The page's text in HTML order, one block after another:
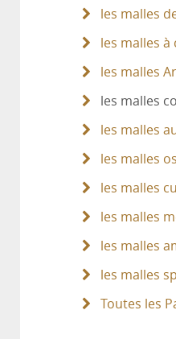
les malles
les malles à
les malles
les malles
les malles
les malles
les malles
les malles
les malles
les malles
Toutes les